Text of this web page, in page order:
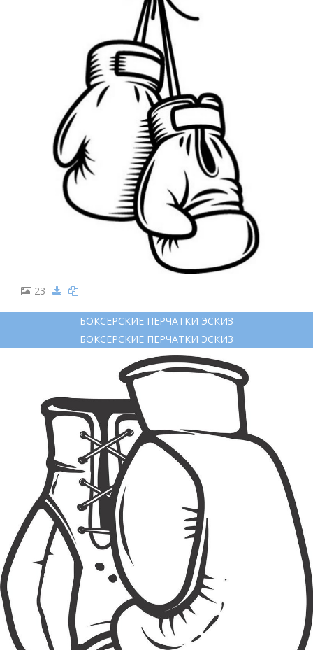
23
БОКСЕРСКИЕ ПЕРЧАТКИ ЭСКИЗ
БОКСЕРСКИЕ ПЕРЧАТКИ ЭСКИЗ